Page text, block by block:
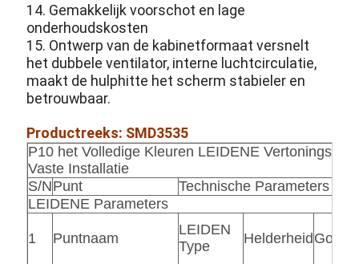
14. Gemakkelijk voorschot en lage
onderhoudskosten
15. Ontwerp van de kabinetformaat versnelt
het dubbele ventilator, interne luchtcirculatie,
maakt de hulphitte het scherm stabieler en
betrouwbaar.
Productreeks: SMD3535
P10 het Volledige Kleuren LEIDENE
Vaste Installatie
S/NPunt
Technische Parameters
LEIDENE Parameters
1 Puntnaam
LEIDEN
Type
Helderheid